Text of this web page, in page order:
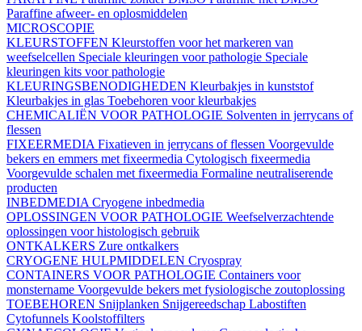
Paraffine afweer- en oplosmiddelen
MICROSCOPIE
KLEURSTOFFEN Kleurstoffen voor het markeren van
weefselcellen Speciale kleuringen voor pathologie Speciale
kleuringen kits voor pathologie
KLEURINGSBENODIGHEDEN Kleurbakjes in kunststof
Kleurbakjes in glas Toebehoren voor kleurbakjes
CHEMICALIËN VOOR PATHOLOGIE Solventen in jerrycans of
flessen
FIXEERMEDIA Fixatieven in jerrycans of flessen Voorgevulde
bekers en emmers met fixeermedia Cytologisch fixeermedia
Voorgevulde schalen met fixeermedia Formaline neutraliserende
producten
INBEDMEDIA Cryogene inbedmedia
OPLOSSINGEN VOOR PATHOLOGIE Weefselverzachtende
oplossingen voor histologisch gebruik
ONTKALKERS Zure ontkalkers
CRYOGENE HULPMIDDELEN Cryospray
CONTAINERS VOOR PATHOLOGIE Containers voor
monstername Voorgevulde bekers met fysiologische zoutoplossing
TOEBEHOREN Snijplanken Snijgereedschap Labostiften
Cytofunnels Koolstoffilters